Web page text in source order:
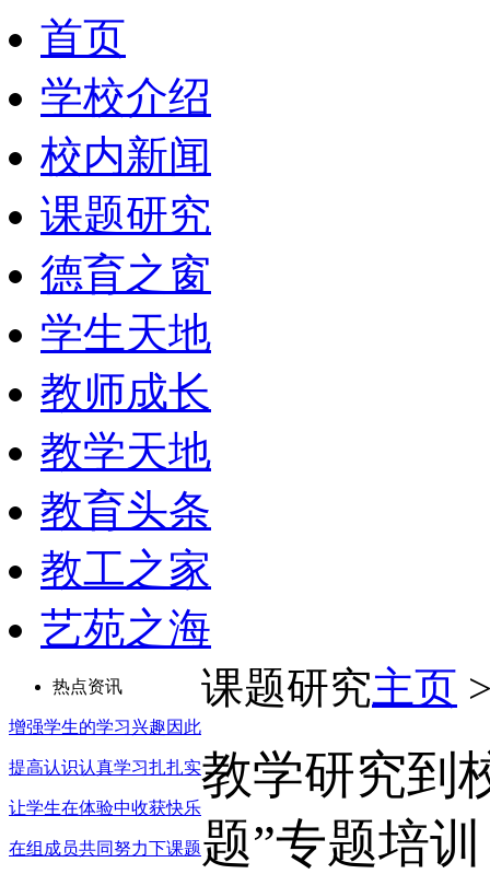
首页
学校介绍
校内新闻
课题研究
德育之窗
学生天地
教师成长
教学天地
教育头条
教工之家
艺苑之海
热点资讯
增强学生的学习兴趣因此
提高认识认真学习扎扎实
让学生在体验中收获快乐
在组成员共同努力下课题
课题研究主页
教学研究到
题”专题培训